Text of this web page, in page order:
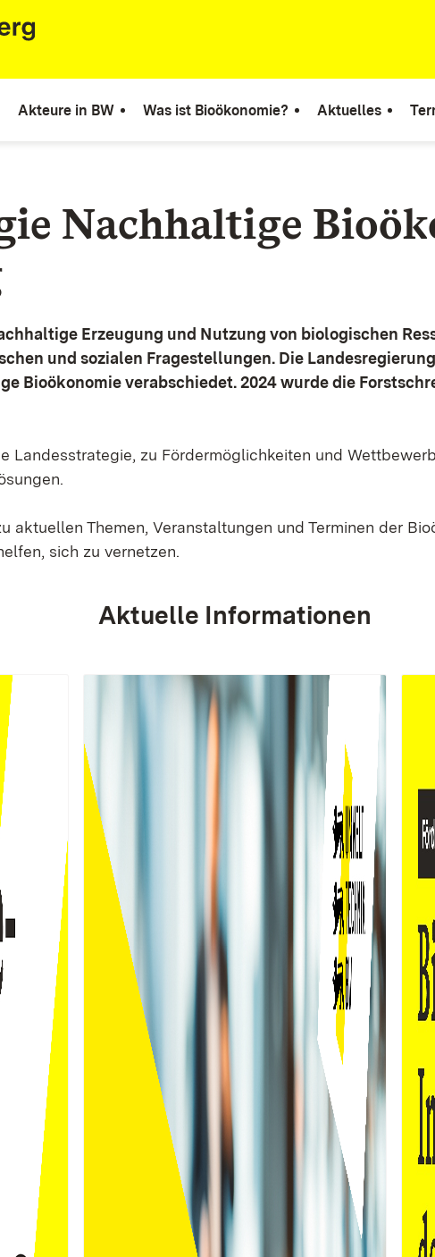
Akteure in BW Was ist Bioökonomie? Aktuelles
Nachhaltige
Erzeugung und Nutzung von biologischen
und sozialen Fragestellungen. Die
Bioökonomie verabschiedet. 2024 wurde die
Landesstrategie, zu Fördermöglichkeiten und
aktuellen Themen, Veranstaltungen und Terminen der
sich zu vernetzen.
Aktuelle Informationen